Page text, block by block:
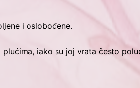
i oslobođene.
iako su joj vrata često